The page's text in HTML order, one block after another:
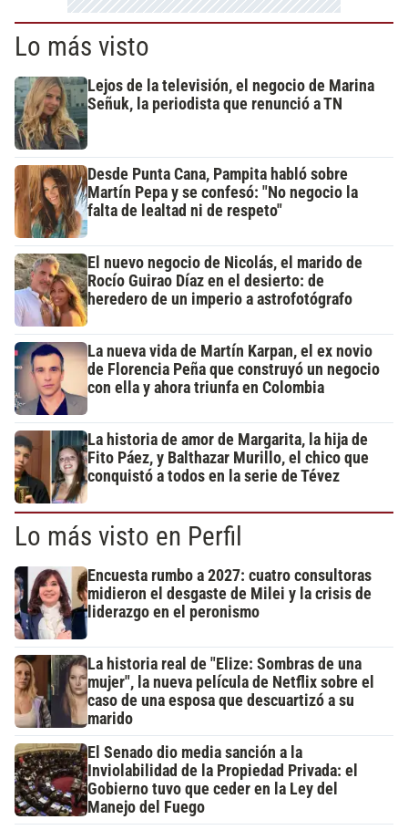
Lo más visto
Lejos de la televisión, el negocio de Marina
Señuk, la periodista que renunció a TN
Desde Punta Cana, Pampita habló sobre
Martín Pepa y se confesó: "No negocio la
falta de lealtad ni de respeto"
El nuevo negocio de Nicolás, el marido de
Rocío Guirao Díaz en el desierto: de
heredero de un imperio a astrofotógrafo
La nueva vida de Martín Karpan, el ex novio
de Florencia Peña que construyó un negocio
con ella y ahora triunfa en Colombia
La historia de amor de Margarita, la hija de
Fito Páez, y Balthazar Murillo, el chico que
conquistó a todos en la serie de Tévez
Lo más visto en Perfil
Encuesta rumbo a 2027: cuatro consultoras
midieron el desgaste de Milei y la crisis de
liderazgo en el peronismo
La historia real de "Elize: Sombras de una
mujer", la nueva película de Netflix sobre el
caso de una esposa que descuartizó a su
marido
El Senado dio media sanción a la
Inviolabilidad de la Propiedad Privada: el
Gobierno tuvo que ceder en la Ley del
Manejo del Fuego